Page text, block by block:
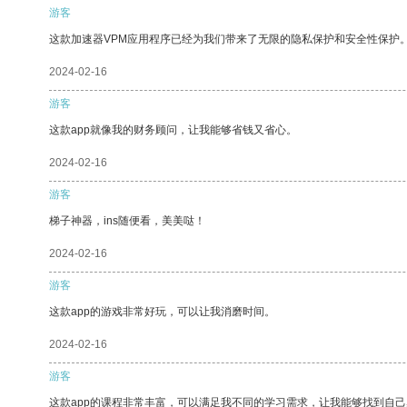
游客
这款加速器VPM应用程序已经为我们带来了无限的隐私保护和安全性保护
2024-02-16
游客
这款app就像我的财务顾问，让我能够省钱又省心。
2024-02-16
游客
梯子神器，ins随便看，美美哒！
2024-02-16
游客
这款app的游戏非常好玩，可以让我消磨时间。
2024-02-16
游客
这款app的课程非常丰富，可以满足我不同的学习需求，让我能够找到自